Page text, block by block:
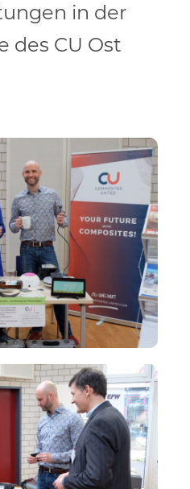
in der
des CU Ost